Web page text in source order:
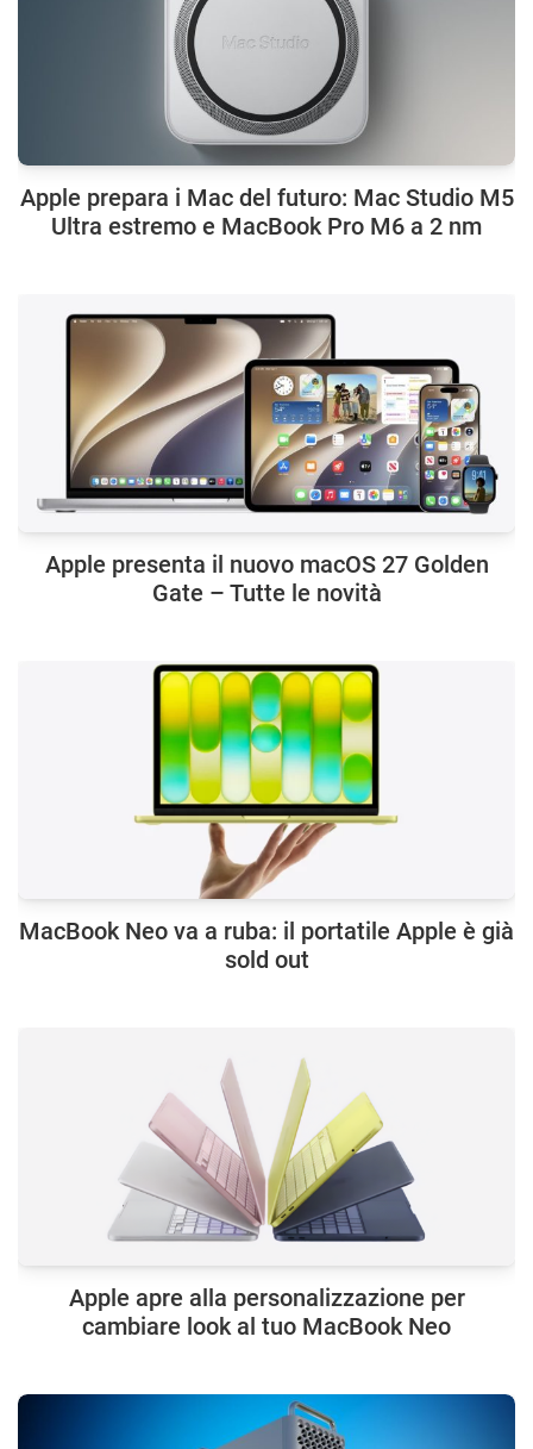
Apple prepara i Mac del futuro: Mac Studio M5
Ultra estremo e MacBook Pro M6 a 2 nm
Apple presenta il nuovo macOS 27 Golden
Gate – Tutte le novità
MacBook Neo va a ruba: il portatile Apple è già
sold out
Apple apre alla personalizzazione per
cambiare look al tuo MacBook Neo